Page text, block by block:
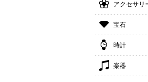
アクセサリ
宝石
時計
楽器